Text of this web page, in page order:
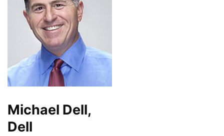
Michael Dell,
Dell